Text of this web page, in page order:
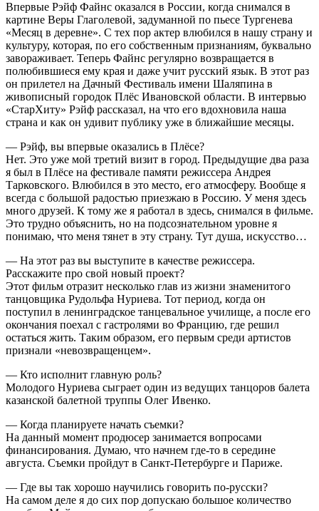
Впервые Рэйф Файнс оказался в России, когда снимался в
картине Веры Глаголевой, задуманной по пьесе Тургенева
«Месяц в деревне». С тех пор актер влюбился в нашу страну и
культуру, которая, по его собственным признаниям, буквально
завораживает. Теперь Файнс регулярно возвращается в
полюбившиеся ему края и даже учит русский язык. В этот раз
он прилетел на Дачный Фестиваль имени Шаляпина в
живописный городок Плёс Ивановской области. В интервью
«СтарХиту» Рэйф рассказал, на что его вдохновила наша
страна и как он удивит публику уже в ближайшие месяцы.
— Рэйф, вы впервые оказались в Плёсе?
Нет. Это уже мой третий визит в город. Предыдущие два раза
я был в Плёсе на фестивале памяти режиссера Андрея
Тарковского. Влюбился в это место, его атмосферу. Вообще я
всегда с большой радостью приезжаю в Россию. У меня здесь
много друзей. К тому же я работал в здесь, снимался в фильме.
Это трудно объяснить, но на подсознательном уровне я
понимаю, что меня тянет в эту страну. Тут душа, искусство…
— На этот раз вы выступите в качестве режиссера.
Расскажите про свой новый проект?
Этот фильм отразит несколько глав из жизни знаменитого
танцовщика Рудольфа Нуриева. Тот период, когда он
поступил в ленинградское танцевальное училище, а после его
окончания поехал с гастролями во Францию, где решил
остаться жить. Таким образом, его первым среди артистов
признали «невозвращенцем».
— Кто исполнит главную роль?
Молодого Нуриева сыграет один из ведущих танцоров балета
казанской балетной труппы Олег Ивенко.
— Когда планируете начать съемки?
На данный момент продюсер занимается вопросами
финансирования. Думаю, что начнем где-то в середине
августа. Съемки пройдут в Санкт-Петербурге и Париже.
— Где вы так хорошо научились говорить по-русски?
На самом деле я до сих пор допускаю большое количество